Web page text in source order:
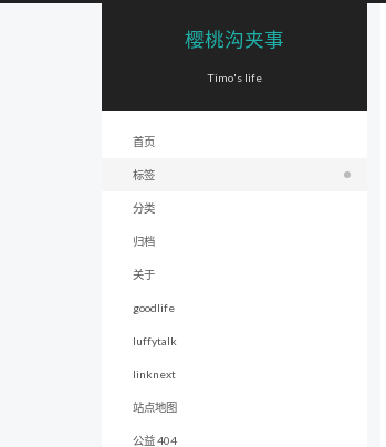
樱桃沟夹事
Timo's life
首页
标签
分类
归档
关于
goodlife
luffytalk
linknext
站点地图
公益 404